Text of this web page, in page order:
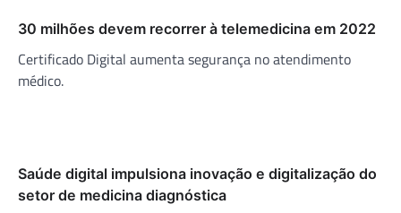
30 milhões devem recorrer à telemedicina em 2022
Certificado Digital aumenta segurança no atendimento
médico.
Saúde digital impulsiona inovação e digitalização do
setor de medicina diagnóstica